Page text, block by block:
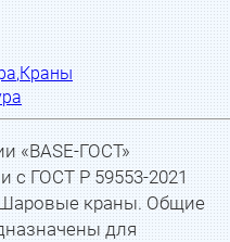
,Краны
«BASE-ГОСТ»
с ГОСТ Р 59553-2021
Шаровые краны. Общие
для